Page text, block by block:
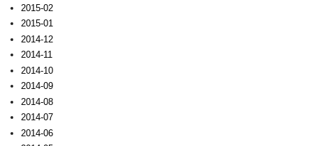
2015-02
2015-01
2014-12
2014-11
2014-10
2014-09
2014-08
2014-07
2014-06